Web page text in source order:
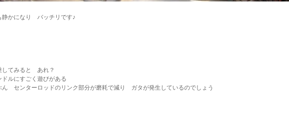
静かになり バッチリです♪
してみると あれ？
ドルにすごく遊びがある
ん センターロッドのリンク部分が磨耗で減り ガタが発生しているのでしょう